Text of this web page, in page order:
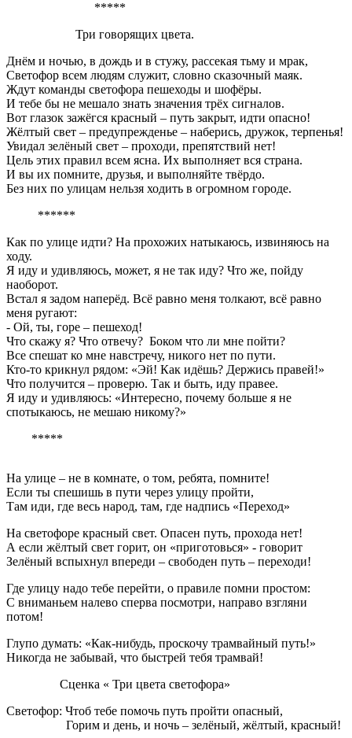
*****
Три говорящих цвета.
Днём и ночью, в дождь и в стужу, рассекая тьму и мрак,
Светофор всем людям служит, словно сказочный маяк.
Ждут команды светофора пешеходы и шофёры.
И тебе бы не мешало знать значения трёх сигналов.
Вот глазок зажёгся красный – путь закрыт, идти опасно!
Жёлтый свет – предупрежденье – наберись, дружок, терпенья!
Увидал зелёный свет – проходи, препятствий нет!
Цель этих правил всем ясна. Их выполняет вся страна.
И вы их помните, друзья, и выполняйте твёрдо.
Без них по улицам нельзя ходить в огромном городе.
******
Как по улице идти? На прохожих натыкаюсь, извиняюсь на
ходу.
Я иду и удивляюсь, может, я не так иду? Что же, пойду
наоборот.
Встал я задом наперёд. Всё равно меня толкают, всё равно
меня ругают:
- Ой, ты, горе – пешеход!
Что скажу я? Что отвечу? Боком что ли мне пойти?
Все спешат ко мне навстречу, никого нет по пути.
Кто-то крикнул рядом: «Эй! Как идёшь? Держись правей!»
Что получится – проверю. Так и быть, иду правее.
Я иду и удивляюсь: «Интересно, почему больше я не
спотыкаюсь, не мешаю никому?»
*****
На улице – не в комнате, о том, ребята, помните!
Если ты спешишь в пути через улицу пройти,
Там иди, где весь народ, там, где надпись «Переход»
На светофоре красный свет. Опасен путь, прохода нет!
А если жёлтый свет горит, он «приготовься» - говорит
Зелёный вспыхнул впереди – свободен путь – переходи!
Где улицу надо тебе перейти, о правиле помни простом:
С вниманьем налево сперва посмотри, направо взгляни
потом!
Глупо думать: «Как-нибудь, проскочу трамвайный путь!»
Никогда не забывай, что быстрей тебя трамвай!
Сценка « Три цвета светофора»
Светофор: Чтоб тебе помочь путь пройти опасный,
Горим и день, и ночь – зелёный, жёлтый, красный!